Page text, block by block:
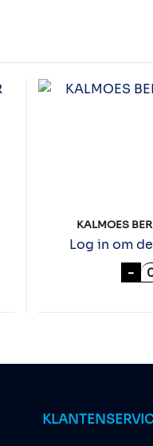
100cl
KALMOES
Log in om
-